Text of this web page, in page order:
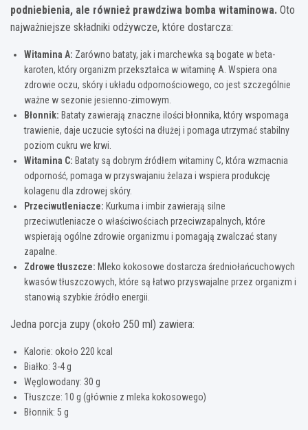
podniebienia, ale również prawdziwa bomba witaminowa. Oto
najważniejsze składniki odżywcze, które dostarcza:
Witamina A: Zarówno bataty, jak i marchewka są bogate w beta-
karoten, który organizm przekształca w witaminę A. Wspiera ona
zdrowie oczu, skóry i układu odpornościowego, co jest szczególnie
ważne w sezonie jesienno-zimowym.
Błonnik: Bataty zawierają znaczne ilości błonnika, który wspomaga
trawienie, daje uczucie sytości na dłużej i pomaga utrzymać stabilny
poziom cukru we krwi.
Witamina C: Bataty są dobrym źródłem witaminy C, która wzmacnia
odporność, pomaga w przyswajaniu żelaza i wspiera produkcję
kolagenu dla zdrowej skóry.
Przeciwutleniacze: Kurkuma i imbir zawierają silne
przeciwutleniacze o właściwościach przeciwzapalnych, które
wspierają ogólne zdrowie organizmu i pomagają zwalczać stany
zapalne.
Zdrowe tłuszcze: Mleko kokosowe dostarcza średniołańcuchowych
kwasów tłuszczowych, które są łatwo przyswajalne przez organizm i
stanowią szybkie źródło energii.
Jedna porcja zupy (około 250 ml) zawiera:
Kalorie: około 220 kcal
Białko: 3-4 g
Węglowodany: 30 g
Tłuszcze: 10 g (głównie z mleka kokosowego)
Błonnik: 5 g